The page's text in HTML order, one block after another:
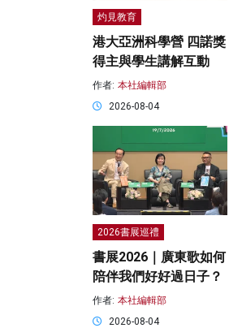
灼見教育
港大亞洲科學營 四諾獎
得主與學生講解互動
作者: 本社編輯部
2026-08-04
2026書展巡禮
書展2026｜廣東歌如何
陪伴我們好好過日子？
作者: 本社編輯部
2026-08-04